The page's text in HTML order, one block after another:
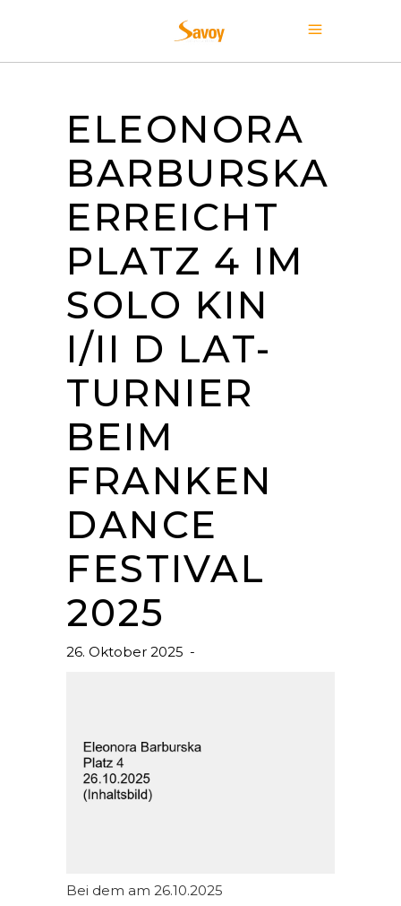
ELEONORA
BARBURSKA
ERREICHT
PLATZ 4 IM
SOLO KIN
I/II D LAT-
TURNIER
BEIM
FRANKEN
DANCE
FESTIVAL
2025
26. Oktober 2025
Bei dem am 26.10.2025